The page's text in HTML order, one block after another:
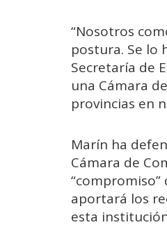
“Nosotros
postura. Se lo
Secretaría de
una Cámara
provincias en
Marín ha
Cámara de
aportará los
esta